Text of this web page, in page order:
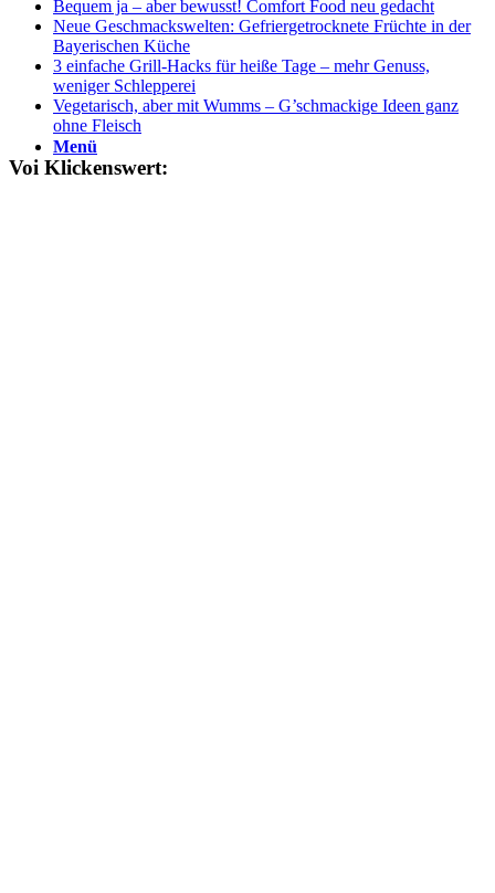
Menü
Bequem ja – aber bewusst! Comfort Food neu gedacht
Neue Geschmackswelten: Gefriergetrocknete Früchte in der
Bayerischen Küche
3 einfache Grill-Hacks für heiße Tage – mehr Genuss,
weniger Schlepperei
Vegetarisch, aber mit Wumms – G’schmackige Ideen ganz
ohne Fleisch
Voi Klickenswert: